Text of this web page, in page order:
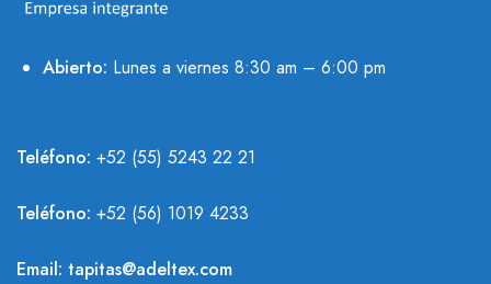
Abierto: Lunes a viernes 8:30 am – 6:00 pm
Teléfono: +52 (55) 5243 22 21
Teléfono: +52 (56) 1019 4233
Email: tapitas@adeltex.com